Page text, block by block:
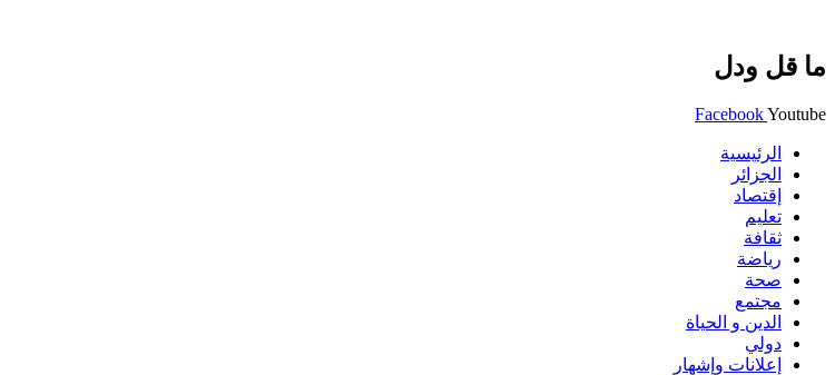
ما قل ودل
FacebookYoutube
الرئيسية
الجزائر
إقتصاد
تعليم
ثقافة
رياضة
صحة
مجتمع
الدين و الحياة
دولي
إعلانات وإشهار